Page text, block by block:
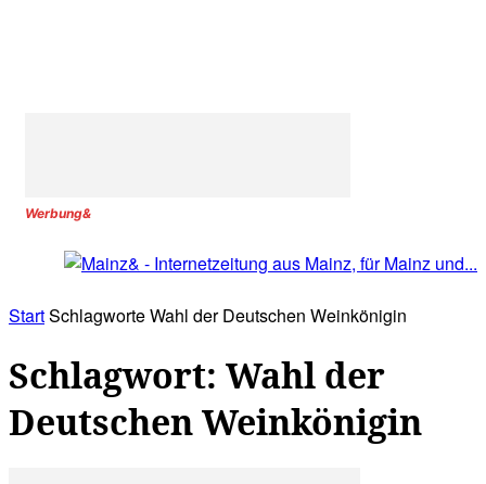
Werbung&
StartSchlagworteWahl der Deutschen Weinkönigin
Schlagwort: Wahl der
Deutschen Weinkönigin